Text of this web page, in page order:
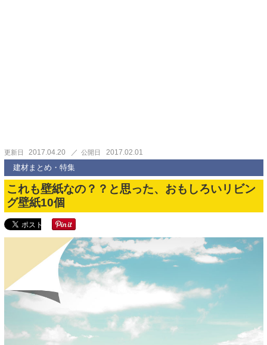
更新日 2017.04.20 公開日 2017.02.01
建材まとめ・特集
これも壁紙なの？？と思った、おもしろいリビン
グ壁紙10個